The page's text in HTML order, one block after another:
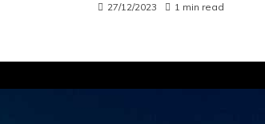
27/12/2023 1 min read